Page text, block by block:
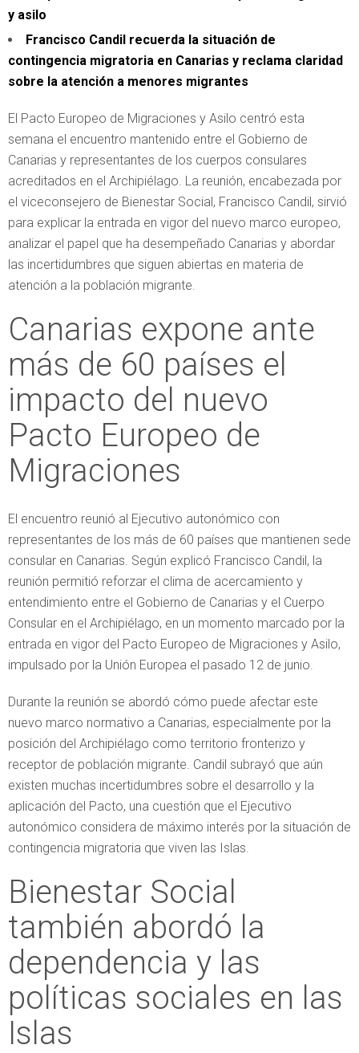
y asilo
Francisco Candil recuerda la situación de
contingencia migratoria en Canarias y reclama claridad
sobre la atención a menores migrantes
El Pacto Europeo de Migraciones y Asilo centró esta
semana el encuentro mantenido entre el Gobierno de
Canarias y representantes de los cuerpos consulares
acreditados en el Archipiélago. La reunión, encabezada por
el viceconsejero de Bienestar Social, Francisco Candil, sirvió
para explicar la entrada en vigor del nuevo marco europeo,
analizar el papel que ha desempeñado Canarias y abordar
las incertidumbres que siguen abiertas en materia de
atención a la población migrante.
Canarias expone ante
más de 60 países el
impacto del nuevo
Pacto Europeo de
Migraciones
El encuentro reunió al Ejecutivo autonómico con
representantes de los más de 60 países que mantienen sede
consular en Canarias. Según explicó Francisco Candil, la
reunión permitió reforzar el clima de acercamiento y
entendimiento entre el Gobierno de Canarias y el Cuerpo
Consular en el Archipiélago, en un momento marcado por la
entrada en vigor del Pacto Europeo de Migraciones y Asilo,
impulsado por la Unión Europea el pasado 12 de junio.
Durante la reunión se abordó cómo puede afectar este
nuevo marco normativo a Canarias, especialmente por la
posición del Archipiélago como territorio fronterizo y
receptor de población migrante. Candil subrayó que aún
existen muchas incertidumbres sobre el desarrollo y la
aplicación del Pacto, una cuestión que el Ejecutivo
autonómico considera de máximo interés por la situación de
contingencia migratoria que viven las Islas.
Bienestar Social
también abordó la
dependencia y las
políticas sociales en las
Islas